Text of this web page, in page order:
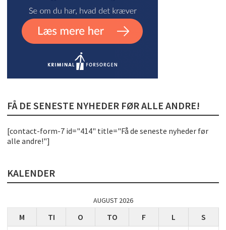
FÅ DE SENESTE NYHEDER FØR ALLE ANDRE!
[contact-form-7 id="414" title="Få de seneste nyheder før
alle andre!"]
KALENDER
AUGUST 2026
M TI O TO F L
S